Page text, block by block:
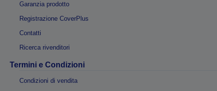
Garanzia prodotto
Registrazione CoverPlus
Contatti
Ricerca rivenditori
Termini e Condizioni
Condizioni di vendita